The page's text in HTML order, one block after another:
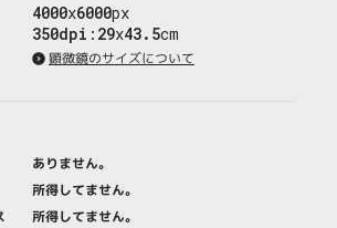
4000x6000px
350dpi : 29x43.5cm
顕微鏡のサイズについて
ありません。
所得してません。
所得してません。